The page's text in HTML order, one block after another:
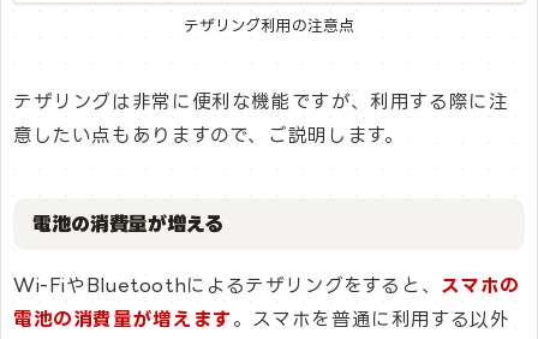
テザリング利用の注意点
テザリングは非常に便利な機能ですが、利用する際に注
意したい点もありますので、ご説明します。
電池の消費量が増える
Wi-FiやBluetoothによるテザリングをすると、 スマホの
電池の消費量が増えます 。スマホを普通に利用する以外